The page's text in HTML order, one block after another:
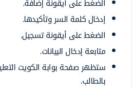
إدخال كلمة السر وتأكيدها.
الضغط على أيقونة تسجيل.
متابعة إدخال البيانات.
ستظهر صفحة بوابة الكويت
بالطالب.